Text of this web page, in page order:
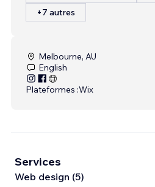
+7 autres
Melbourne, AU
English
Plateformes :Wix
Services
Web design (5)